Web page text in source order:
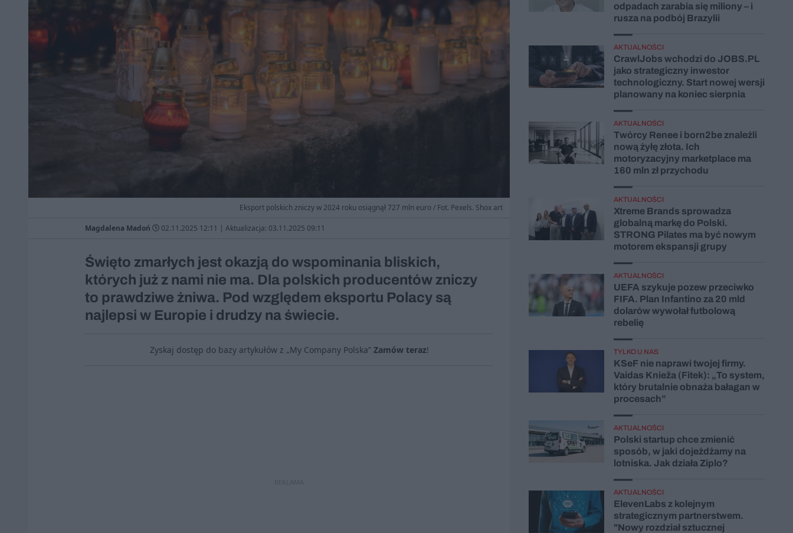
Eksport polskich zniczy w 2024 roku osiągnął 727 mln euro / Fot. Pexels. Shox art
Magdalena Madoń 02.11.2025 12:11 | Aktualizacja: 03.11.2025 09:11
Święto zmarłych jest okazją do wspominania bliskich,
których już z nami nie ma. Dla polskich producentów zniczy
to prawdziwe żniwa. Pod względem eksportu Polacy są
najlepsi w Europie i drudzy na świecie.
Zyskaj dostęp do bazy artykułów z „My Company Polska” Zamów teraz!
REKLAMA
odpadach zarabia się miliony – i
rusza na podbój Brazylii
AKTUALNOŚCI
CrawlJobs wchodzi do JOBS.PL
jako strategiczny inwestor
technologiczny. Start nowej wersji
planowany na koniec sierpnia
AKTUALNOŚCI
Twórcy Renee i born2be znaleźli
nową żyłę złota. Ich
motoryzacyjny marketplace ma
160 mln zł przychodu
AKTUALNOŚCI
Xtreme Brands sprowadza
globalną markę do Polski.
STRONG Pilates ma być nowym
motorem ekspansji grupy
AKTUALNOŚCI
UEFA szykuje pozew przeciwko
FIFA. Plan Infantino za 20 mld
dolarów wywołał futbolową
rebelię
TYLKO U NAS
KSeF nie naprawi twojej firmy.
Vaidas Knieža (Fitek): „To system,
który brutalnie obnaża bałagan w
procesach”
AKTUALNOŚCI
Polski startup chce zmienić
sposób, w jaki dojeżdżamy na
lotniska. Jak działa Ziplo?
AKTUALNOŚCI
ElevenLabs z kolejnym
strategicznym partnerstwem.
"Nowy rozdział sztucznej